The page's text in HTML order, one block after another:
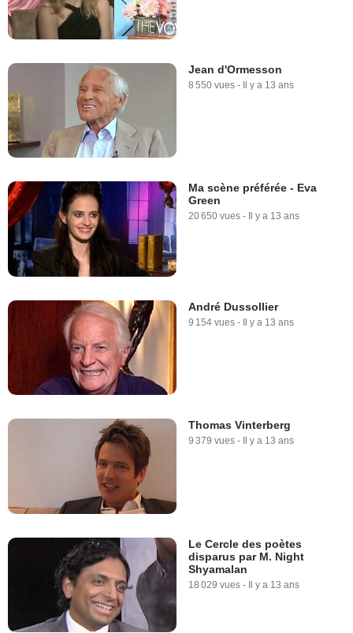
Jean d'Ormesson
8 550 vues - Il y a 13 ans
Ma scène préférée - Eva
Green
20 650 vues - Il y a 13 ans
André Dussollier
9 154 vues - Il y a 13 ans
Thomas Vinterberg
9 379 vues - Il y a 13 ans
Le Cercle des poètes
disparus par M. Night
Shyamalan
18 029 vues - Il y a 13 ans